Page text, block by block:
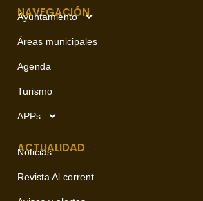
NAVEGACIÓN
Ayuntamiento
Áreas municipales
Agenda
Turismo
APPs
ACTUALIDAD
Noticias
Revista Al corrent